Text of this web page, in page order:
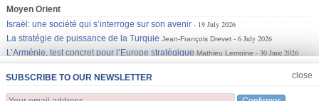
SUBSCRIBE TO OUR NEWSLETTER close
JOIN US CLOSE
Moyen Orient
Israël: une société qui s’interroge sur son avenir
19 July 2026
La stratégie de puissance de la Turquie Jean-François Drevet
6 July 2026
L’Arménie, test concret pour l’Europe stratégique Mathieu Lemoine 30 June 2026